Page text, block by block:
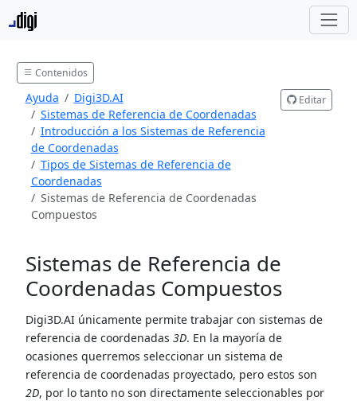
Contenidos
Ayuda
Digi3D.AI
Sistemas de Referencia de Coordenadas
Introducción a los Sistemas de Referencia
de Coordenadas
Tipos de Sistemas de Referencia de
Coordenadas
Sistemas de Referencia de Coordenadas
Compuestos
Editar
Sistemas de Referencia de
Coordenadas Compuestos
Digi3D.AI únicamente permite trabajar con sistemas de
referencia de coordenadas 3D. En la mayoría de
ocasiones querremos seleccionar un sistema de
referencia de coordenadas proyectado, pero estos son
2D, por lo tanto no son directamente seleccionables por